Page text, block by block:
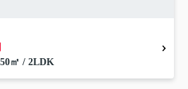
㎡ / 2LDK